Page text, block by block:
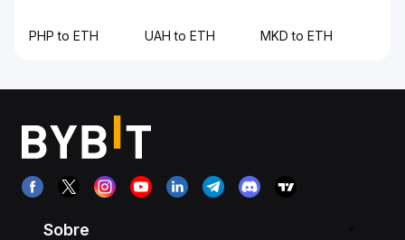
PHP to ETH UAH to ETH MKD to ETH
Sobre